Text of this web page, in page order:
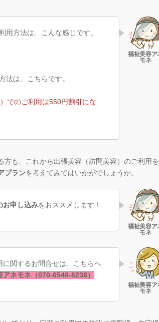
用方法は、こんな感じです。
法は、こちらです。
でのご利用は550円割引にな
も、これから出張美容（訪問美容）のご利用を
プランを考えてみてはいかがでしょうか。
お申し込みをおススメします！
に関するお問合せは、こちらへ
アネモネ（070-6548-8238）